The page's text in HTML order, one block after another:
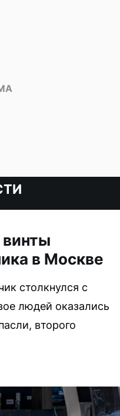
в Москве
столкнулся с
людей оказались
второго